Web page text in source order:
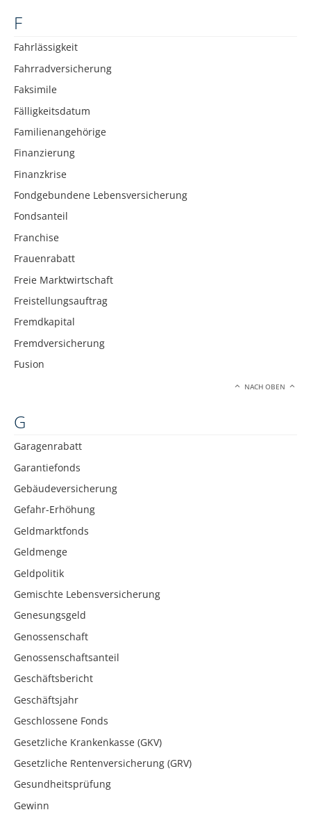
F
Fahrlässigkeit
Fahrradversicherung
Faksimile
Fälligkeitsdatum
Familienangehörige
Finanzierung
Finanzkrise
Fondgebundene Lebensversicherung
Fondsanteil
Franchise
Frauenrabatt
Freie Marktwirtschaft
Freistellungsauftrag
Fremdkapital
Fremdversicherung
Fusion
NACH OBEN
G
Garagenrabatt
Garantiefonds
Gebäudeversicherung
Gefahr-Erhöhung
Geldmarktfonds
Geldmenge
Geldpolitik
Gemischte Lebensversicherung
Genesungsgeld
Genossenschaft
Genossenschaftsanteil
Geschäftsbericht
Geschäftsjahr
Geschlossene Fonds
Gesetzliche Krankenkasse (GKV)
Gesetzliche Rentenversicherung (GRV)
Gesundheitsprüfung
Gewinn